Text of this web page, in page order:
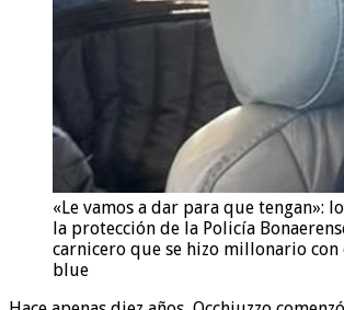
«Le vamos a dar para que tengan»:
la protección de la Policía
carnicero que se hizo millonario
blue